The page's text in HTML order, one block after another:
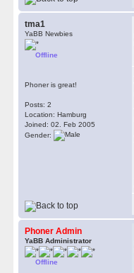
tma1
YaBB Newbies
Offline
Phoner is great!
Posts: 2
Location: Hamburg
Joined: 02. Feb 2005
Gender:
Phoner Admin
YaBB Administrator
Offline